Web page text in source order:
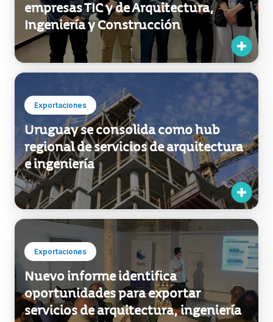
Nuevo informe identifica
oportunidades para exportar
servicios de arquitectura, ingeniería
y construcción uruguayos
Exportaciones
Empresarios uruguayos de TI,
arquitectura y construcción
exploraron oportunidades en el
mercado paraguayo